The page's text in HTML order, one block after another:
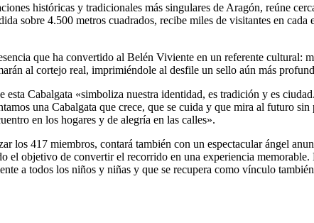
históricas y tradicionales más singulares de Aragón, reúne
sobre 4.500 metros cuadrados, recibe miles de visitantes en
que ha convertido al Belén Viviente en un referente cultural:
al cortejo real, imprimiéndole al desfile un sello aún más
Cabalgata «simboliza nuestra identidad, es tradición y es
una Cabalgata que crece, que se cuida y que mira al futuro
en los hogares y de alegría en las calles».
los 417 miembros, contará también con un espectacular ángel
el objetivo de convertir el recorrido en una experiencia
a todos los niños y niñas y que se recupera como vínculo